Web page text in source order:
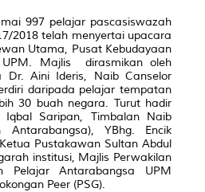
997 pelajar pascasiswazah
2018 telah menyertai upacara
Utama, Pusat Kebudayaan
UPM. Majlis dirasmikan oleh
Dr. Aini Ideris, Naib Canselor
daripada pelajar tempatan
30 buah negara. Turut hadir
Saripan, Timbalan Naib
Antarabangsa), YBhg. Encik
Pustakawan Sultan Abdul
institusi, Majlis Perwakilan
Pelajar Antarabangsa UPM
Peer (PSG).